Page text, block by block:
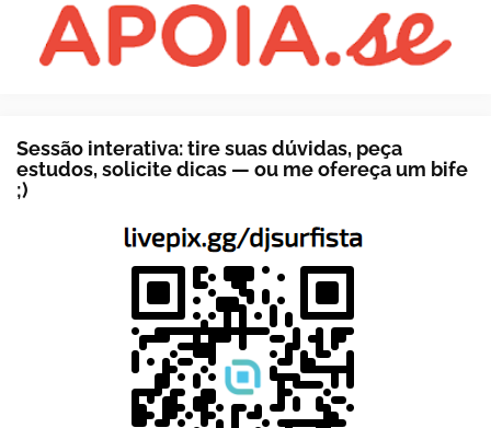
Sessão interativa: tire suas dúvidas, peça
estudos, solicite dicas — ou me ofereça um bife
;)